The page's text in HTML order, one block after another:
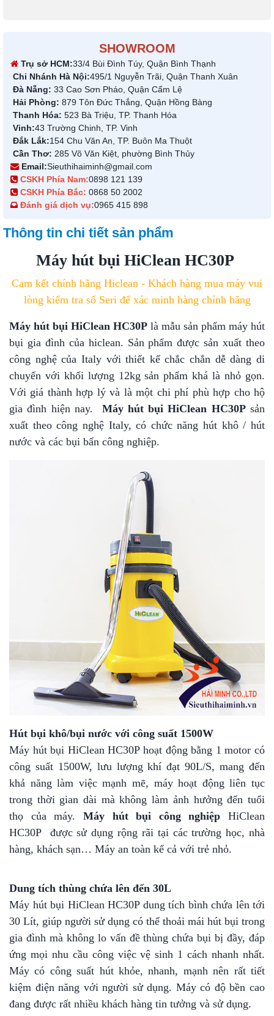
SHOWROOM
Trụ sở HCM:33/4 Bùi Đình Túy, Quận Bình Thạnh
Chi Nhánh Hà Nội:495/1 Nguyễn Trãi, Quận Thanh Xuân
Đà Nẵng: 33 Cao Sơn Pháo, Quận Cẩm Lệ
Hải Phòng: 879 Tôn Đức Thắng, Quận Hồng Bàng
Thanh Hóa: 523 Bà Triệu, TP. Thanh Hóa
Vinh:43 Trường Chinh, TP. Vinh
Đắk Lắk:154 Chu Văn An, TP. Buôn Ma Thuột
Cần Thơ: 285 Võ Văn Kiệt, phường Bình Thủy
Email:Sieuthihaiminh@gmail.com
CSKH Phía Nam:0898 121 139
CSKH Phía Bắc: 0868 50 2002
Đánh giá dịch vụ:0965 415 898
Thông tin chi tiết sản phẩm
Máy hút bụi HiClean HC30P
Cam kết chính hãng Hiclean - Khách hàng mua máy vui
lòng kiểm tra số Seri để xác minh hàng chính hãng
Máy hút bụi HiClean HC30P là mẫu sản phẩm máy hút
bụi gia đình của hiclean. Sản phẩm được sản xuất theo
công nghệ của Italy với thiết kế chắc chắn dễ dàng di
chuyển với khối lượng 12kg sản phẩm khá là nhỏ gọn.
Với giá thành hợp lý và là một chi phí phù hợp cho hộ
gia đình hiện nay. Máy hút bụi HiClean HC30Psản
xuất theo công nghệ Italy, có chức năng hút khô / hút
nước và các bụi bẩn công nghiệp.
Hút bụi khô/bụi nước với công suất 1500W
Máy hút bụi HiClean HC30P hoạt động bằng 1 motor có
công suất 1500W, lưu lượng khí đạt 90L/S, mang đến
khả năng làm việc mạnh mẽ, máy hoạt động liên tục
trong thời gian dài mà không làm ảnh hưởng đến tuổi
thọ của máy. Máy hút bụi công nghiệp HiClean
HC30P được sử dụng rộng rãi tại các trường học, nhà
hàng, khách sạn… Máy an toàn kể cả với trẻ nhỏ.
Dung tích thùng chứa lên đến 30L
Máy hút bụi HiClean HC30P dung tích bình chứa lên tới
30 Lít, giúp người sử dụng có thể thoải mái hút bụi trong
gia đình mà không lo vấn đề thùng chứa bụi bị đầy, đáp
ứng mọi nhu cầu công việc vệ sinh 1 cách nhanh nhất.
Máy có công suất hút khỏe, nhanh, mạnh nên rất tiết
kiệm điện năng với người sử dụng. Máy có độ bền cao
đang được rất nhiều khách hàng tin tưởng và sử dụng.